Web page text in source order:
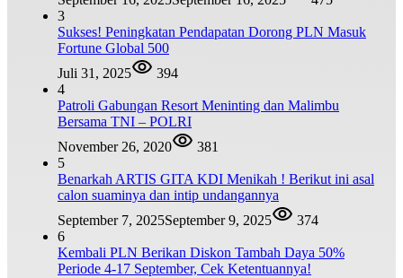
3
Sukses! Peningkatan Pendapatan Dorong PLN Masuk
Fortune Global 500
Juli 31, 2025
394
4
Patroli Gabungan Resort Meninting dan Malimbu
Bersama TNI – POLRI
November 26, 2020
381
5
Benarkah ARTIS GITA KDI Menikah ! Berikut ini asal
calon suaminya dan intip undangannya
September 7, 2025September 9, 2025
374
6
Kembali PLN Berikan Diskon Tambah Daya 50%
Periode 4-17 September, Cek Ketentuannya!